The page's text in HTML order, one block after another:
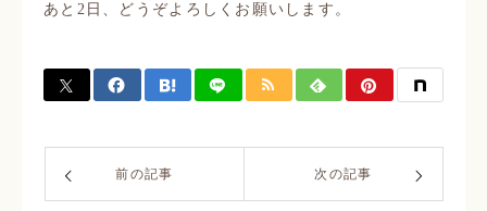
あと2日、どうぞよろしくお願いします。
前の記事 次の記事